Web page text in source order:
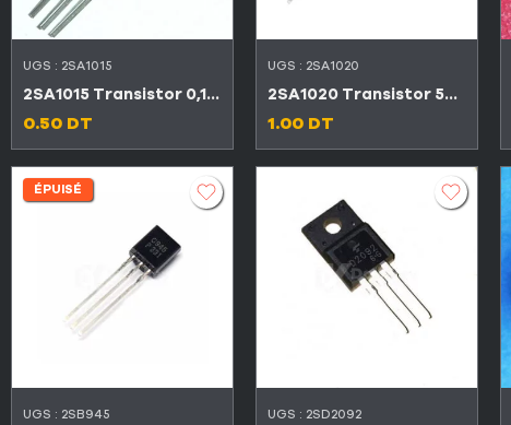
UGS : 2SA1015
2SA1015 Transistor 0,15A 50V PNP
0.50 DT
UGS : 2SA1020
2SA1020 Transistor 50V 2A 0,9W PNP
1.00 DT
ÉPUISÉ
UGS : 2SB945 UGS : 2SD2092